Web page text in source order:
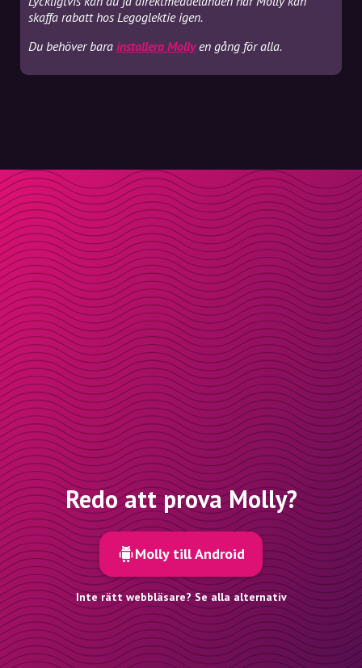
skaffa rabatt hos Legoglektie igen.
Du behöver bara installera Mollyen gång för alla.
Redo att prova Molly?
Molly till Android
Inte rätt webbläsare? Se alla alternativ